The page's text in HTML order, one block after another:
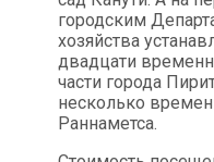
городским
хозяйства
двадцати
части города
несколько
Раннаметса.